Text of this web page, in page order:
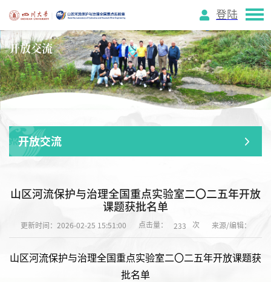
登陆
开放交流
开放交流
山区河流保护与治理全国重点实验室二〇二五年开放
课题获批名单
更新时间：2026-02-25 15:51:00 点击量： 233 次 来源/编辑：
山区河流保护与治理全国重点实验室二〇二五年开放课题获
批名单